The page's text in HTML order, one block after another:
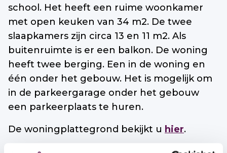
school. Het heeft een ruime woonkamer
met open keuken van 34 m2. De twee
slaapkamers zijn circa 13 en 11 m2. Als
buitenruimte is er een balkon. De woning
heeft twee berging. Een in de woning en
één onder het gebouw. Het is mogelijk om
in de parkeergarage onder het gebouw
een parkeerplaats te huren.
De woningplattegrond bekijkt u hier.